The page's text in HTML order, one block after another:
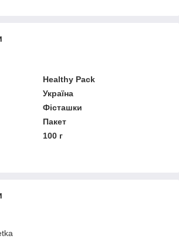
Healthy Pack
Україна
Фісташки
Пакет
100 г